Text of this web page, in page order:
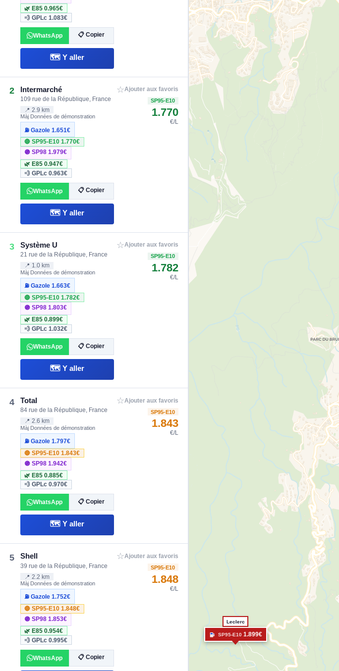
🌿 E850.965€
💨 GPLc1.083€
WhatsApp 📋 Copier
🗺️ Y aller
2 Intermarché
109 rue de la République, France
📍 2.9 km
Màj Données de démonstration
⛽ Gazole1.651€
🔴 SP95-E101.770€
🟣 SP981.979€
🌿 E850.947€
💨 GPLc0.963€
WhatsApp 📋 Copier
🗺️ Y aller
☆Ajouter aux favoris
SP95-E10
1.770
€/L
3 Système U
21 rue de la République, France
📍 1.0 km
Màj Données de démonstration
⛽ Gazole1.663€
🔴 SP95-E101.782€
🟣 SP981.803€
🌿 E850.899€
💨 GPLc1.032€
WhatsApp 📋 Copier
🗺️ Y aller
☆Ajouter aux favoris
SP95-E10
1.782
€/L
4 Total
84 rue de la République, France
📍 2.6 km
Màj Données de démonstration
⛽ Gazole1.797€
🔴 SP95-E101.843€
🟣 SP981.942€
🌿 E850.885€
💨 GPLc0.970€
WhatsApp 📋 Copier
🗺️ Y aller
☆Ajouter aux favoris
SP95-E10
1.843
€/L
5 Shell
39 rue de la République, France
📍 2.2 km
Màj Données de démonstration
⛽ Gazole1.752€
🔴 SP95-E101.848€
🟣 SP981.853€
🌿 E850.954€
💨 GPLc0.995€
WhatsApp 📋 Copier
☆Ajouter aux favoris
SP95-E10
1.848
€/L
Leclerc
SP95-E101.899€